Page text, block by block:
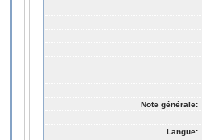
Note générale:
Langue: